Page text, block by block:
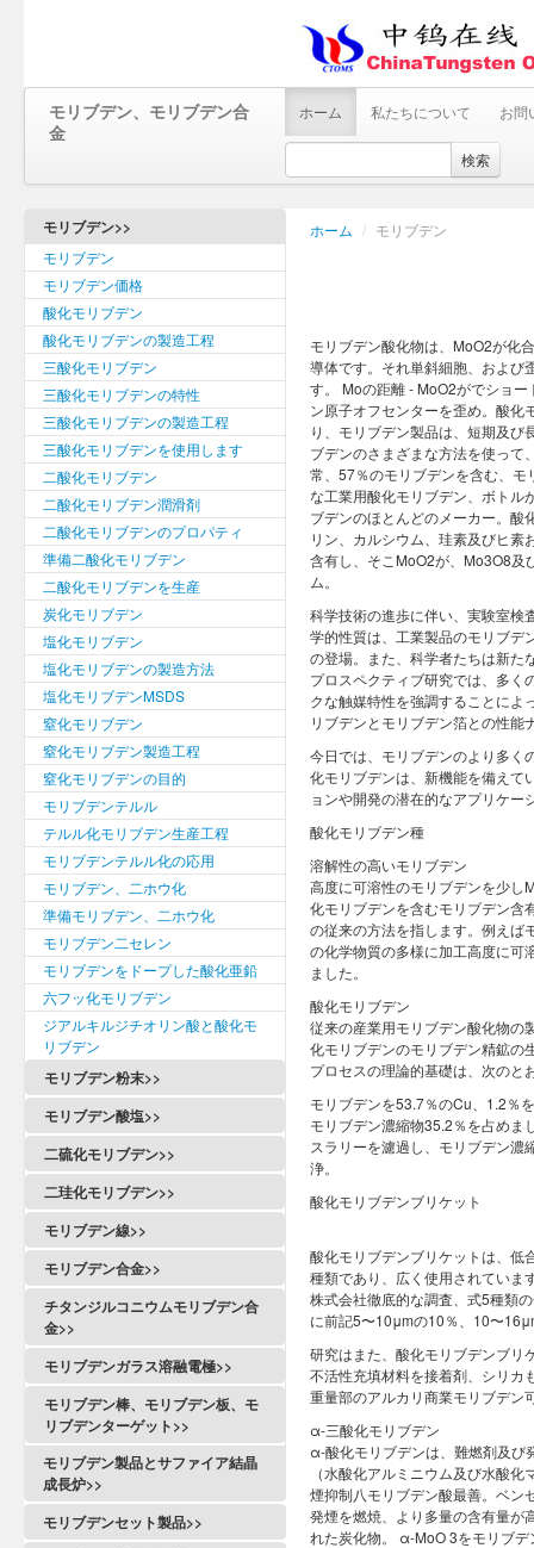
モリブデン、モリブデン合
金
ホーム 私たちについて お問
検索
モリブデン>>
モリブデン
モリブデン価格
酸化モリブデン
酸化モリブデンの製造工程
三酸化モリブデン
三酸化モリブデンの特性
三酸化モリブデンの製造工程
三酸化モリブデンを使用します
二酸化モリブデン
二酸化モリブデン潤滑剤
二酸化モリブデンのプロパティ
準備二酸化モリブデン
二酸化モリブデンを生産
炭化モリブデン
塩化モリブデン
塩化モリブデンの製造方法
塩化モリブデンMSDS
窒化モリブデン
窒化モリブデン製造工程
窒化モリブデンの目的
モリブデンテルル
テルル化モリブデン生産工程
モリブデンテルル化の応用
モリブデン、二ホウ化
準備モリブデン、二ホウ化
モリブデン二セレン
モリブデンをドープした酸化亜鉛
六フッ化モリブデン
ジアルキルジチオリン酸と酸化モ
リブデン
モリブデン粉末>>
モリブデン酸塩>>
二硫化モリブデン>>
二珪化モリブデン>>
モリブデン線>>
モリブデン合金>>
チタンジルコニウムモリブデン合
金>>
モリブデンガラス溶融電極>>
モリブデン棒、モリブデン板、モ
リブデンターゲット>>
モリブデン製品とサファイア結晶
成長炉>>
モリブデンセット製品>>
ホーム / モリブデン
モリブデン酸化物は、MoO2が化
導体です。それ単斜細胞、および
す。 Moの距離 - MoO2がでショ
ン原子オフセンターを歪め。酸化
り、モリブデン製品は、短期及
ブデンのさまざまな方法を使って
常、57％のモリブデンを含む、
な工業用酸化モリブデン、ボトル
ブデンのほとんどのメーカー。酸
リン、カルシウム、珪素及びヒ
含有し、そこMoO2が、Mo3O8及
ム。
科学技術の進歩に伴い、実験室検
学的性質は、工業製品のモリブデ
の登場。また、科学者たちは新た
プロスペクティブ研究では、多く
クな触媒特性を強調することによ
リブデンとモリブデン箔との性
今日では、モリブデンのより多く
化モリブデンは、新機能を備えて
ョンや開発の潜在的なアプリケー
酸化モリブデン種
溶解性の高いモリブデン
高度に可溶性のモリブデンを少し
化モリブデンを含むモリブデン含
の従来の方法を指します。例えば
の化学物質の多様に加工高度に可
ました。
酸化モリブデン
従来の産業用モリブデン酸化物の
化モリブデンのモリブデン精鉱の
プロセスの理論的基礎は、次のと
モリブデンを53.7％のCu、1.2％
モリブデン濃縮物35.2％を占め
スラリーを濾過し、モリブデン
浄。
酸化モリブデンブリケット
酸化モリブデンブリケットは、低
種類であり、広く使用されていま
株式会社徹底的な調査、式5種類
に前記5〜10μmの10％、10〜
研究はまた、酸化モリブデンブリ
不活性充填材料を接着剤、シリカ
重量部のアルカリ商業モリブデン
α-三酸化モリブデン
α-酸化モリブデンは、難燃剤及び
（水酸化アルミニウム及び水酸
煙抑制八モリブデン酸最善。ベン
発煙を燃焼、より多量の含有量が
れた炭化物。 α-MoO 3をモリブ